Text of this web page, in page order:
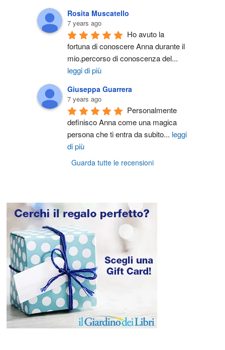
Rosita Muscatello
7 years ago
Ho avuto la
fortuna di conoscere Anna durante il
mio.percorso di conoscenza del...
leggi di più
Giuseppa Guarrera
7 years ago
Personalmente
definisco Anna come una magica
persona che ti entra da subito... leggi
di più
Guarda tutte le recensioni